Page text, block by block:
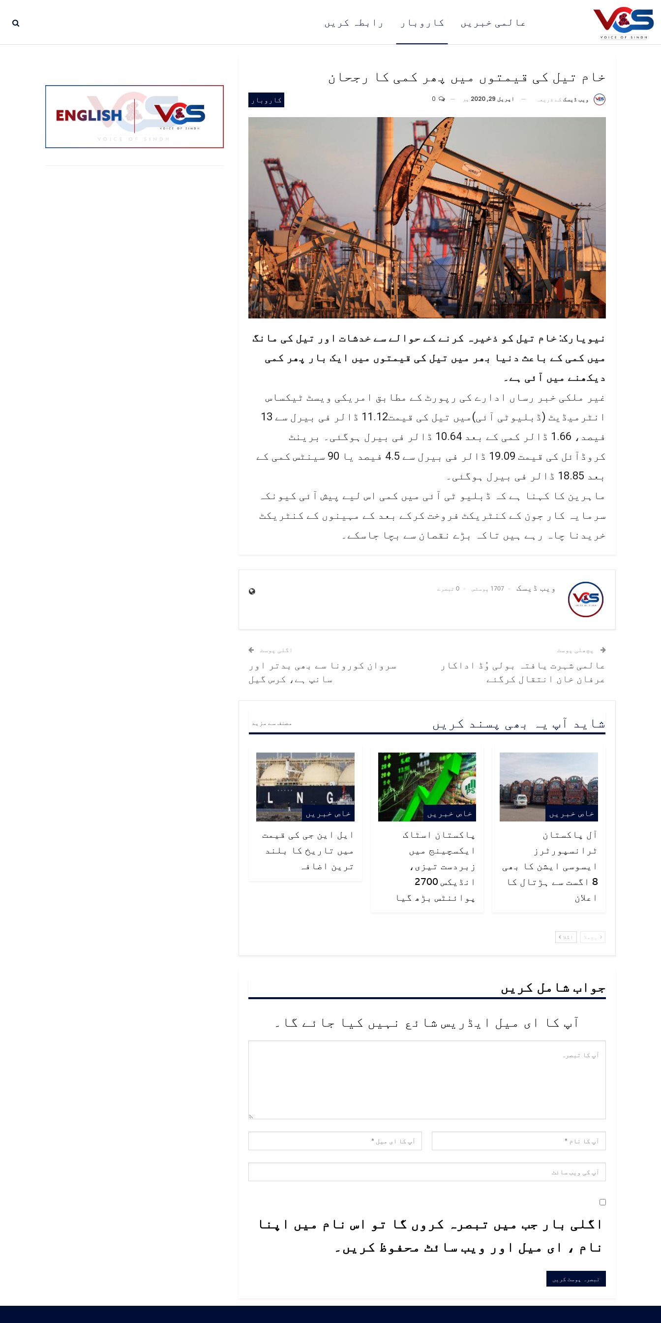
رابطہ کریں کاروبار عالمی خبریں
خام تیل کی قیمتوں میں پھر کمی کا رجحان
کاروبار ویب ڈیسک کے ذریعہ اپریل 29, 2020 پر
نیویارک: خام تیل کو ذخیرہ کرنے کے حوالے سے خدشات اور تیل کی مانگ
میں کمی کے باعث دنیا بھر میں تیل کی قیمتوں میں ایک بار پھر کمی
دیکھنے میں آئی ہے۔
غیر ملکی خبر رساں ادارے کی رپورٹ کے مطابق امریکی ویسٹ ٹیکساس
انٹرمیڈیٹ (ڈبلیوٹی آئی)میں تیل کی قیمت11.12 ڈالر فی بیرل سے 13
فیصد، 1.66 ڈالر کمی کے بعد 10.64 ڈالر فی بیرل ہوگئی۔ برینٹ
کروڈآئل کی قیمت 19.09 ڈالر فی بیرل سے 4.5 فیصد یا 90 سینٹس کمی کے
بعد 18.85 ڈالر فی بیرل ہوگئی۔
ماہرین کا کہنا ہے کہ ڈبلیو ٹی آئی میں کمی اس لیے پیش آئی کیونکہ
سرمایہ کار جون کے کنٹریکٹ فروخت کرکے بعد کے مہینوں کے کنٹریکٹ
خریدنا چاہ رہے ہیں تاکہ بڑے نقصان سے بچا جاسکے۔
ویب ڈیسک 1707 پوسٹس 0 تبصرے
پچھلی پوسٹ
عالمی شہرت یافتہ بولی وُڈ اداکار
عرفان خان انتقال کرگئے
اگلی پوسٹ
سروان کورونا سے بھی بدتر اور
سانپ ہے، کرس گیل
شاید آپ یہ بھی پسند کریں مصنف سے مزید
خاص خبریں
آل پاکستان
ٹرانسپورٹرز
ایسوسی ایشن کا بھی
8 اگست سے ہڑتال کا
اعلان
خاص خبریں
پاکستان اسٹاک
ایکسچینج میں
زبردست تیزی،
انڈیکس 2700
پوائنٹس بڑھ گیا
خاص خبریں
ایل این جی کی قیمت
میں تاریخ کا بلند
ترین اضافہ
پچھلا اگلا
جواب شامل کریں
آپ کا ای میل ایڈریس شائع نہیں کیا جائے گا۔
اگلی بار جب میں تبصرہ کروں گا تو اس نام میں اپنا
نام ، ای میل اور ویب سائٹ محفوظ کریں۔